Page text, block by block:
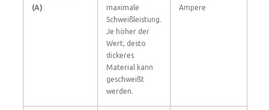
(A)
maximale
Schweißleistung.
Je höher der
Wert, desto
dickeres
Material kann
geschweißt
werden.
Ampere